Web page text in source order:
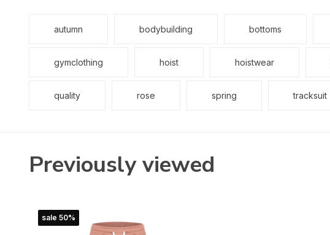
autumn bodybuilding bottoms
gymclothing hoist hoistwear
quality rose spring tracksuit
Previously viewed
sale 50%